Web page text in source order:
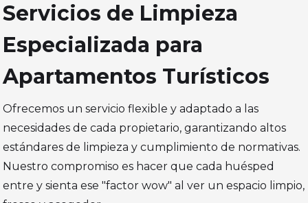
Servicios de Limpieza
Especializada para
Apartamentos Turísticos
Ofrecemos un servicio flexible y adaptado a las
necesidades de cada propietario, garantizando altos
estándares de limpieza y cumplimiento de normativas.
Nuestro compromiso es hacer que cada huésped
entre y sienta ese "factor wow" al ver un espacio limpio,